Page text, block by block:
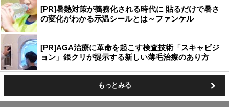
[PR]暑熱対策が義務化される時代に 貼るだけで暑さ
の変化がわかる示温シールとは～ファンケル
[PR]AGA治療に革命を起こす検査技術「スキャビジ
ョン」銀クリが提示する新しい薄毛治療のあり方
もっとみる